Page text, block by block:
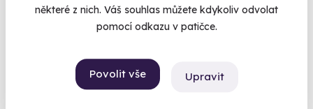
některé z nich. Váš souhlas můžete kdykoliv odvolat
pomocí odkazu v patičce.
Povolit vše Upravit
6 900 Kč
Zobrazit zážitky na mapě